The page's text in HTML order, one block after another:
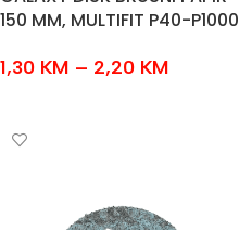
150 MM, MULTIFIT P40-P1000
1,30 KM – 2,20 KM